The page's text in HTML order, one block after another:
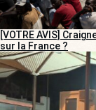
[VOTRE AVIS]
sur la France ?